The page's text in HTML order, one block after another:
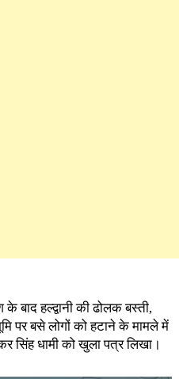
बाद हल्द्वानी की ढोलक बस्ती,
पर बसे लोगों को हटाने के मामले में
सिंह धामी को खुला पत्र लिखा।